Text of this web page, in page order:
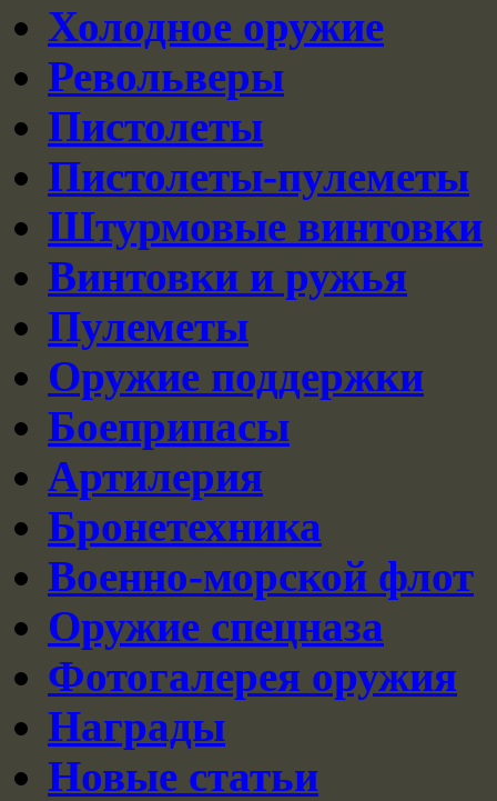
Холодное оружие
Револьверы
Пистолеты
Пистолеты-пулеметы
Штурмовые винтовки
Винтовки и ружья
Пулеметы
Оружие поддержки
Боеприпасы
Артилерия
Бронетехника
Военно-морской флот
Оружие спецназа
Фотогалерея оружия
Награды
Новые статьи